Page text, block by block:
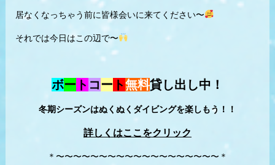
居なくなっちゃう前に皆様会いに来てください〜
それでは今日はこの辺で〜
ボー ト コー ト無料貸し出し中！
冬期シーズンはぬくぬくダイビングを楽しもう！！
詳しくはここをクリック
＊〜〜〜〜〜〜〜〜〜〜〜〜〜〜〜〜〜〜〜＊